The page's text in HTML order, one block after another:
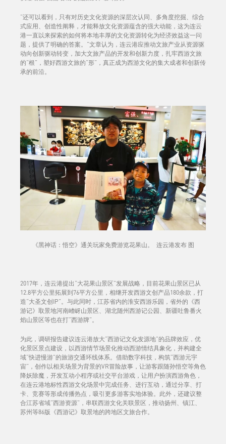
“还可以看到，只有对历史文化资源的深层次认同、多角度挖掘、综合
式应用、创造性阐释，才能释放文化资源蕴含的强大动能，这为连云
港一直以来探索的如何将本地丰厚的文化资源转化为经济效益这一问
题，提供了明确的答案。”文章认为，连云港应推动文旅产业从资源驱
动向创新驱动转变，加大文旅产品的开发和创新力度，扎牢西游文旅
的“根”，塑好西游文旅的“形”，真正成为西游文化的集大成者和创新传
承的前沿。
《黑神话：悟空》通关玩家免费游览花果山。 连云港发布 图
2017年，连云港提出“大花果山景区”发展战略，目前花果山景区已从
12.8平方公里拓展到76平方公里，相继开发西游文创产品180余款，打
造“大圣文创IP”。与此同时，江苏省内的淮安西游乐园，省外的《西
游记》取景地河南嵖岈山景区、湖北随州西游记公园、新疆吐鲁番火
焰山景区等也在打“西游牌”。
为此，调研报告建议连云港放大“西游记文化发源地”的品牌效应，优
化景区景点建设，以西游情节场景化推动西游情结具象化，并构建全
域“快进慢游”的旅游交通环线体系。借助数字科技，构筑“西游元宇
宙”，创作以相关场景为背景的VR冒险故事，让游客跟随孙悟空等角色
降妖除魔，开发互动小程序或社交平台游戏，让用户扮演西游角色，
在连云港地标性西游文化场景中完成任务、进行互动，通过分享、打
卡、竞赛等形成传播热点，吸引更多游客实地体验。此外，还建议整
合江苏省域“西游资源”，串联西游文化关联景区，推动扬州、镇江、
苏州等86版《西游记》取景地的跨地区文旅合作。